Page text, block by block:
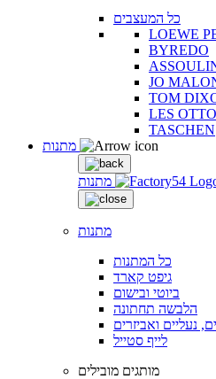
כל המעצבים
LOEWE
BYREDO
JO
TOM
LES
TASCHEN
מתנות
מתנות
כל המתנות
גיפט קארד
ביוטי ובישום
הלבשה תחתונה
נעליים ואביזרים
לייף סטייל
מותגים מובילים